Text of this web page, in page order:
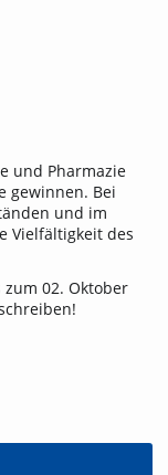
und Pharmazie
gewinnen. Bei
und im
Vielfältigkeit des
02. Oktober